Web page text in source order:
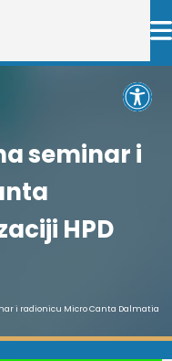
seminar i
HPD
i radionicu Micro Canta Dalmatia